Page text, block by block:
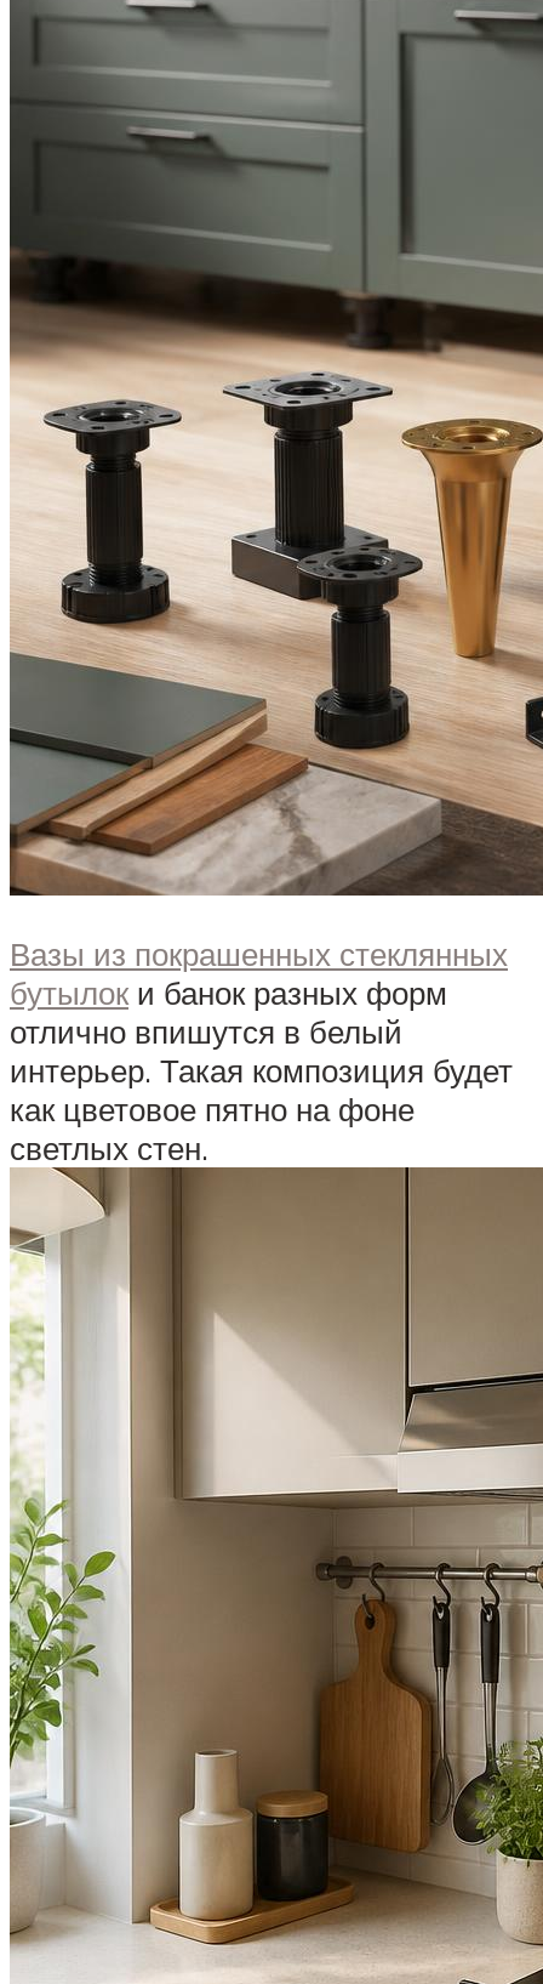
Вазы из покрашенных стеклянных
бутылок и банок разных форм
отлично впишутся в белый
интерьер. Такая композиция будет
как цветовое пятно на фоне
светлых стен.